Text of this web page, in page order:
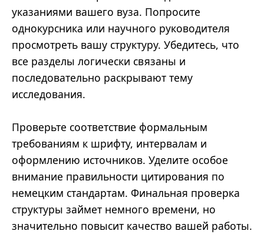
указаниями вашего вуза. Попросите
однокурсника или научного руководителя
просмотреть вашу структуру. Убедитесь, что
все разделы логически связаны и
последовательно раскрывают тему
исследования.
Проверьте соответствие формальным
требованиям к шрифту, интервалам и
оформлению источников. Уделите особое
внимание правильности цитирования по
немецким стандартам. Финальная проверка
структуры займет немного времени, но
значительно повысит качество вашей работы.